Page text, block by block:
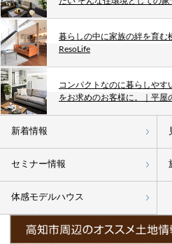
暮らしの中に家族の絆を育む
ResoLife
コンパクトなのに暮らしや
をお求めのお客様に。｜平屋
新着情報
セミナー情報
体感モデルハウス